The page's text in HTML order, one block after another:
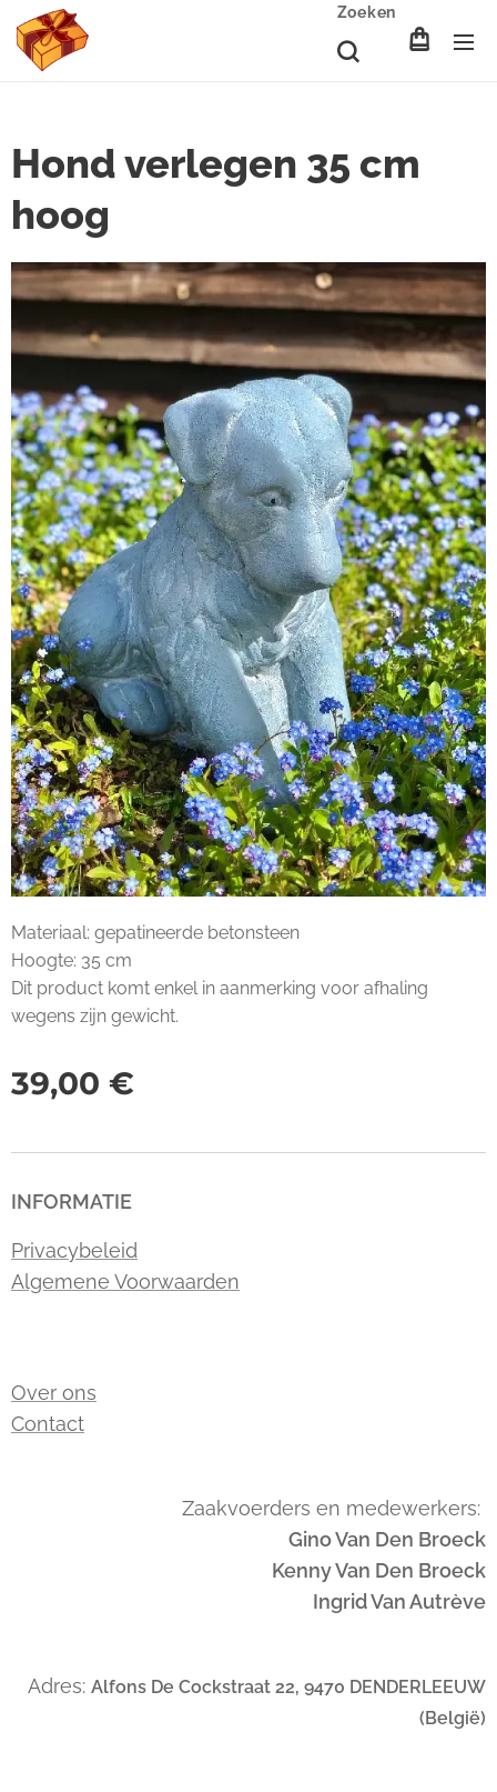
Zoeken
Hond verlegen 35 cm
hoog
Materiaal: gepatineerde betonsteen
Hoogte: 35 cm
Dit product komt enkel in aanmerking voor afhaling
wegens zijn gewicht.
39,00 €
INFORMATIE
Privacybeleid
Algemene Voorwaarden
Over ons
Contact
Zaakvoerders en medewerkers:
Gino Van Den Broeck
Kenny Van Den Broeck
Ingrid Van Autrève
Adres: Alfons De Cockstraat 22, 9470 DENDERLEEUW
(België)